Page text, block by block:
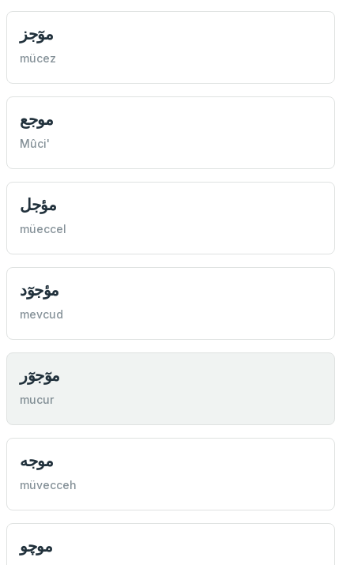
موٓجز
mücez
موجع
Mûci'
مؤجل
müeccel
مؤجوٓد
mevcud
موٓجوٓر
mucur
موجه
müvecceh
موچو